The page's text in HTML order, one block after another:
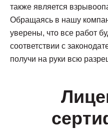
также является
Обращаясь в нашу
уверены, что все работ
соответствии с
получи на руки всю